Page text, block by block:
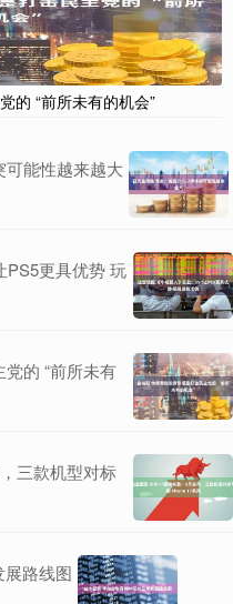
的 “前所未有的机会”
可能性越来越大
PS5更具优势 玩
的 “前所未有
三款机型对标
路线图